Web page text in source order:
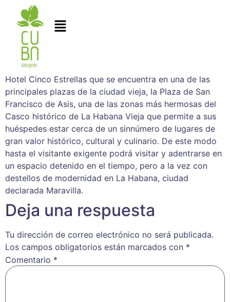
Hotel Cinco Estrellas que se encuentra en una de las
principales plazas de la ciudad vieja, la Plaza de San
Francisco de Asis, una de las zonas más hermosas del
Casco histórico de La Habana Vieja que permite a sus
huéspedes estar cerca de un sinnúmero de lugares de
gran valor histórico, cultural y culinario. De este modo
hasta el visitante exigente podrá visitar y adentrarse en
un espacio detenido en el tiempo, pero a la vez con
destellos de modernidad en La Habana, ciudad
declarada Maravilla.
Deja una respuesta
Tu dirección de correo electrónico no será publicada.
Los campos obligatorios están marcados con *
Comentario *